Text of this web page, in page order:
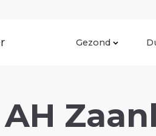
Gezond
AH